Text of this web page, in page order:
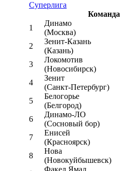
Суперлига
Команда
1
Динамо
(Москва)
2
Зенит-Казань
(Казань)
3
Локомотив
(Новосибирск)
4
Зенит
(Санкт-Петербург)
5
Белогорье
(Белгород)
6
Динамо-ЛО
(Сосновый бор)
7
Енисей
(Красноярск)
8
Нова
(Новокуйбышевск)
Факел Ямал